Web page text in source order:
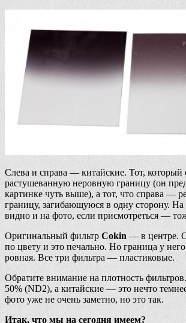
Слева и справа — китайские. Тот,
растушеванную неровную границу (он
картинке чуть выше), а тот, что справа —
границу, загибающуюся в одну сторону. На
видно и на фото, если присмотреться —
Оригинальный фильтр Cokin — в центре.
по цвету и это печально. Но граница у
ровная. Все три фильтра — пластиковые.
Обратите внимание на плотность
50% (ND2), а китайские — это нечто
фото уже не очень заметно, но это так.
Итак, что мы на сегодня имеем?